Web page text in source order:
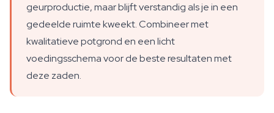
geurproductie, maar blijft verstandig als je in een
gedeelde ruimte kweekt. Combineer met
kwalitatieve potgrond en een licht
voedingsschema voor de beste resultaten met
deze zaden.